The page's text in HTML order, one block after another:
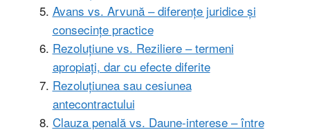
Avans vs. Arvună – diferențe juridice și
consecințe practice
Rezoluțiune vs. Reziliere – termeni
apropiați, dar cu efecte diferite
Rezoluțiunea sau cesiunea
antecontractului
Clauza penală vs. Daune-interese – între